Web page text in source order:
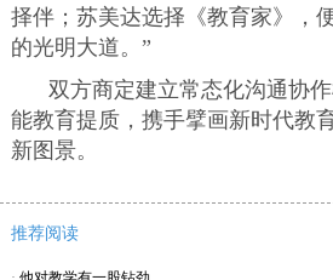
择伴；苏美达选择《教育家》，
的光明大道。”
双方商定建立常态化沟通协
能教育提质，携手擘画新时代教
新图景。
推荐阅读